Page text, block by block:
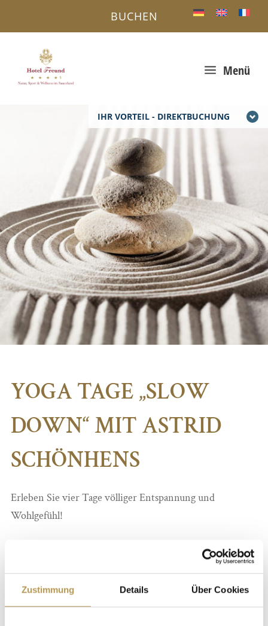
Zustimmung Details Über Cookies
IHR VORTEIL - DIREKTBUCHUNG
a Menü
BUCHEN
YOGA TAGE „SLOW
DOWN“ MIT ASTRID
SCHÖNHENS
Erleben Sie vier Tage völliger Entspannung und
Wohlgefühl!
Yoga-Paket
Welcome Drink